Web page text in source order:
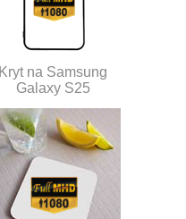
Kryt na Samsung
Galaxy S25